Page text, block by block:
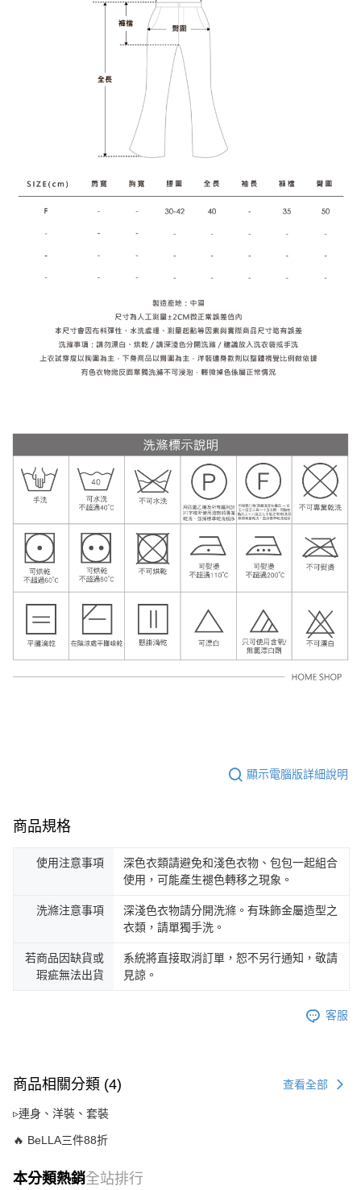
顯示電腦版詳細說明
商品規格
使用注意事項
深色衣類請避免和淺色衣物、包包一起組合
使用，可能產生褪色轉移之現象。
洗滌注意事項
深淺色衣物請分開洗滌。有珠飾金屬造型之
衣類，請單獨手洗。
若商品因缺貨或
瑕疵無法出貨
系統將直接取消訂單，恕不另行通知，敬請
見諒。
客服
商品相關分類 (4) 查看全部
▹連身、洋裝、套裝
🔥 BeLLA三件88折
本分類熱銷全站排行